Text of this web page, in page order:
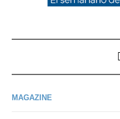
MAGAZINE